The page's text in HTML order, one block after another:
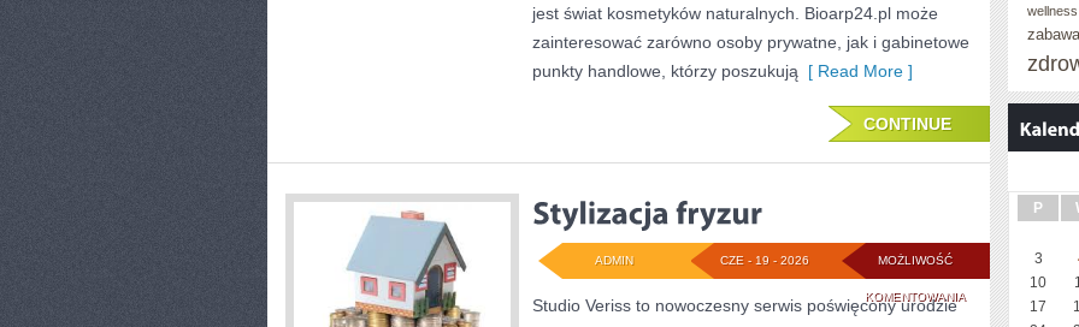
jest świat kosmetyków naturalnych. Bioarp24.pl może
zainteresować zarówno osoby prywatne, jak i gabinetowe
punkty handlowe, którzy poszukują [ Read More ]
CONTINUE
MOŻLIWOŚĆ
KOMENTOWANIASTYLIZACJA
CZE - 19 - 2026
ADMIN
Studio Veriss to nowoczesny serwis poświęcony urodzie
zabawa
P
3
10
17